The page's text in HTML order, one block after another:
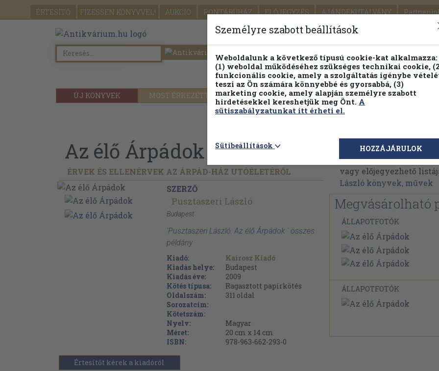
ÉRTESÍTŐ FIZESSEN KÖNYVVEL! AUKCIÓ PONTÁRUHÁZ ELŐJEGYZÉS AJÁNDÉKUTALVÁNY
SEGÍTSÉG
ÚJ KÖNYVEK MOST ÉRKEZETT PILLANATNYI ÁRAINK FENNTARTHATÓ
Részletes kereső Témaköri fa
Az élő Árpádok
ÉRVEK ÉS ELLENÉRVEK AZ ÁRPÁD-HÁZ UTÓÉLETÉRŐL
SZERZŐ
Pusztaszeri László
Budapest
'Pusztaszeri László: Az élő Árpádok ' összes
példány
Kiadó:
Kairosz Kiadó
Kiadás helye:
Budapest
Kiadás éve:
2009
Kötés típusa:
Ragasztott papírkötés
Oldalszám:
311 oldal
Sorozatcím:
Kötetszám:
Nyelv:
Magyar
Méret:
20 cm x 14 cm
ISBN:
978-963-662-293-0
Értesítőt kérek a kiadóról
Pusztaszeri László
Pusztaszeri László
vagy előjegyezhető
László könyvek, művek
Megvásárolható
ÁLLAPOTFOTÓK
ÁLLAPOTFOTÓK
Személyre szabott beállítások
Weboldalunk a következő típusú cookie-kat alkalmazza:
(1) weboldal működéséhez szükséges technikai cookie,
funkcionális cookie, amely a szolgáltatás igénybe
teszi az Ön számára könnyebbé és gyorsabbá, (3)
marketing cookie, amely alapján személyre szabott
hirdetésekkel kereshetjük meg Önt. A
sütiszabályzatunkat itt érheti el.
Sütibeállítások HOZZÁJÁRULOK